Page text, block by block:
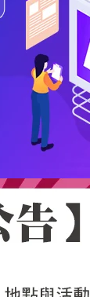
國際級品牌課程|